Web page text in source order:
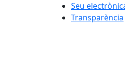
Seu
Transparència